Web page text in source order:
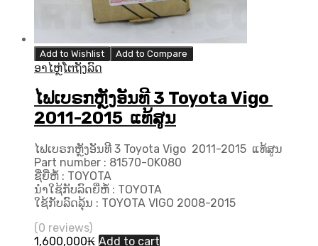
Add to Wishlist Add to Compare
ອາໄຫຼ່ໂຕຖັງລົດ
ໄຟເບຣກຫຼັງອັນທີ 3 Toyota Vigo
2011-2015 ແທ້ສູນ
ໄຟເບຣກຫຼັງອັນທີ 3 Toyota Vigo 2011-2015 ແທ້ສູນ
Part number : 81570-0K080
ຊື່ຍີ່ຫໍ້ : TOYOTA
ນຳໃຊ້ກັບລົດຍີ່ຫໍ້ : TOYOTA
ໃຊ້ກັບລົດລຸ້ນ : TOYOTA VIGO 2008-2015
(0 reviews)
1,600,000₭ Add to cart